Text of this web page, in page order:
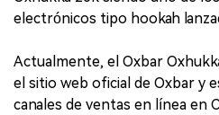
electrónicos tipo hookah
Actualmente, el Oxbar
el sitio web oficial de Oxbar y
canales de ventas en línea en